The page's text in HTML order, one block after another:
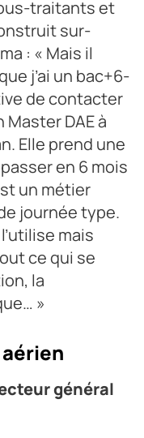
traitants et
sur-
: « Mais il
j’ai un bac+6-
de contacter
DAE à
Elle prend une
en 6 mois
un métier
journée type.
mais
ce qui se
la
»
général